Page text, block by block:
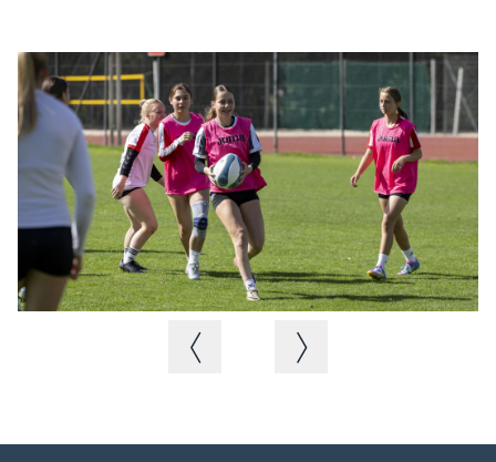
Image précédenteImage suivante